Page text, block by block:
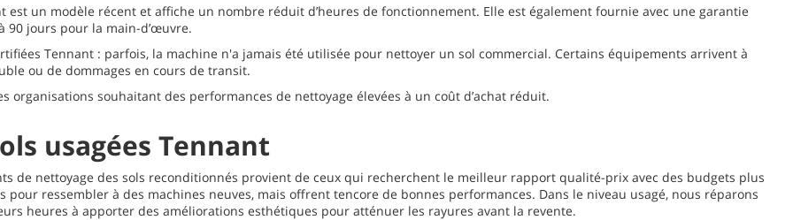
est un modèle récent et affiche un nombre réduit d’heures de fonctionnement. Elle est également fournie avec une garantie
90 jours pour la main-d’œuvre.
Tennant : parfois, la machine n'a jamais été utilisée pour nettoyer un sol commercial. Certains équipements arrivent à
ou de dommages en cours de transit.
souhaitant des performances de nettoyage élevées à un coût d’achat réduit.
usagées Tennant
de nettoyage des sols reconditionnés provient de ceux qui recherchent le meilleur rapport qualité-prix avec des budgets plus
pour ressembler à des machines neuves, mais offrent tencore de bonnes performances. Dans le niveau usagé, nous réparons
heures à apporter des améliorations esthétiques pour atténuer les rayures avant la revente.